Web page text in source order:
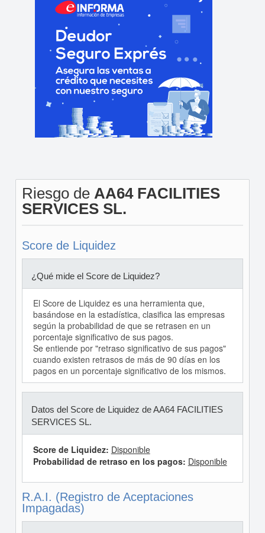
Riesgo de AA64 FACILITIES
SERVICES SL.
Score de Liquidez
¿Qué mide el Score de Liquidez?
El Score de Liquidez es una herramienta que,
basándose en la estadística, clasifica las empresas
según la probabilidad de que se retrasen en un
porcentaje significativo de sus pagos.
Se entiende por "retraso significativo de sus pagos"
cuando existen retrasos de más de 90 días en los
pagos en un porcentaje significativo de los mismos.
Datos del Score de Liquidez de AA64 FACILITIES
SERVICES SL.
Score de Liquidez: Disponible
Probabilidad de retraso en los pagos: Disponible
R.A.I. (Registro de Aceptaciones
Impagadas)